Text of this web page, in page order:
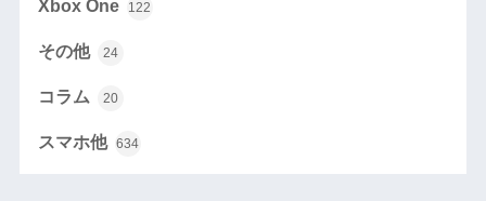
Xbox One 122
その他 24
コラム 20
スマホ他 634